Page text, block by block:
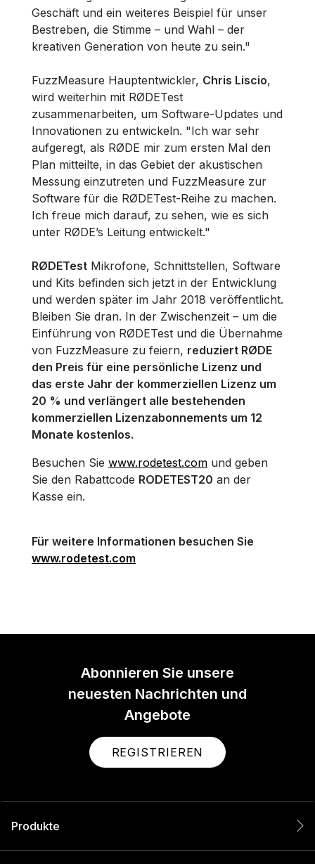
Geschäft und ein weiteres Beispiel für unser
Bestreben, die Stimme – und Wahl – der
kreativen Generation von heute zu sein."
FuzzMeasure Hauptentwickler, Chris Liscio,
wird weiterhin mit RØDETest
zusammenarbeiten, um Software-Updates und
Innovationen zu entwickeln. "Ich war sehr
aufgeregt, als RØDE mir zum ersten Mal den
Plan mitteilte, in das Gebiet der akustischen
Messung einzutreten und FuzzMeasure zur
Software für die RØDETest-Reihe zu machen.
Ich freue mich darauf, zu sehen, wie es sich
unter RØDE’s Leitung entwickelt."
RØDETest Mikrofone, Schnittstellen, Software
und Kits befinden sich jetzt in der Entwicklung
und werden später im Jahr 2018 veröffentlicht.
Bleiben Sie dran. In der Zwischenzeit – um die
Einführung von RØDETest und die Übernahme
von FuzzMeasure zu feiern, reduziert RØDE
den Preis für eine persönliche Lizenz und
das erste Jahr der kommerziellen Lizenz um
20 % und verlängert alle bestehenden
kommerziellen Lizenzabonnements um 12
Monate kostenlos.
Besuchen Sie www.rodetest.com und geben
Sie den Rabattcode RODETEST20 an der
Kasse ein.
Für weitere Informationen besuchen Sie
www.rodetest.com
Abonnieren Sie unsere
neuesten Nachrichten und
Angebote
REGISTRIEREN
Produkte